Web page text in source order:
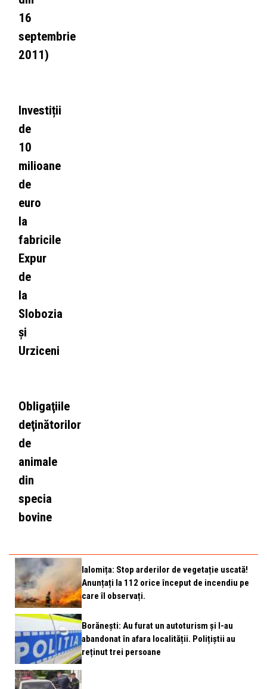
Ialomița: Stop arderilor de vegetație uscată!
Anunțați la 112 orice început de incendiu pe
care îl observați.
Borănești: Au furat un autoturism și l-au
abandonat în afara localității. Polițiștii au
reținut trei persoane
16
septembrie
2011)
Investiții
de
10
milioane
de
euro
la
fabricile
Expur
de
la
Slobozia
și
Urziceni
Obligaţiile
deţinătorilor
de
animale
din
specia
bovine